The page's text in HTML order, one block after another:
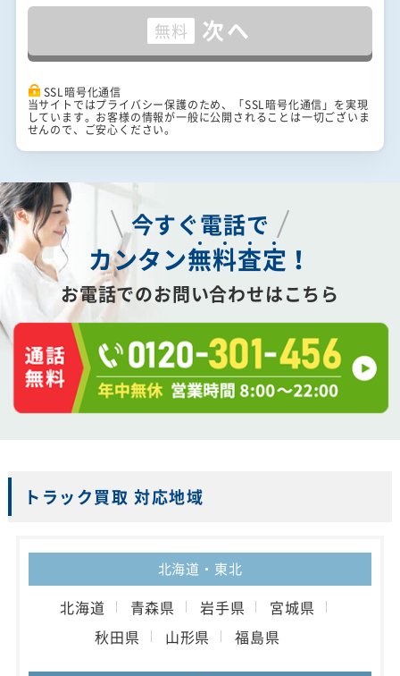
無料 次へ
SSL暗号化通信
当サイトではプライバシー保護のため、「SSL暗号化通信」を実現
しています。お客様の情報が一般に公開されることは一切ございま
せんので、ご安心ください。
今すぐ電話で
カンタン無料査定 ！
お電話でのお問い合わせはこちら
トラック買取 対応地域
北海道・東北
北海道 青森県 岩手県
宮城県
秋田県
山形県 福島県